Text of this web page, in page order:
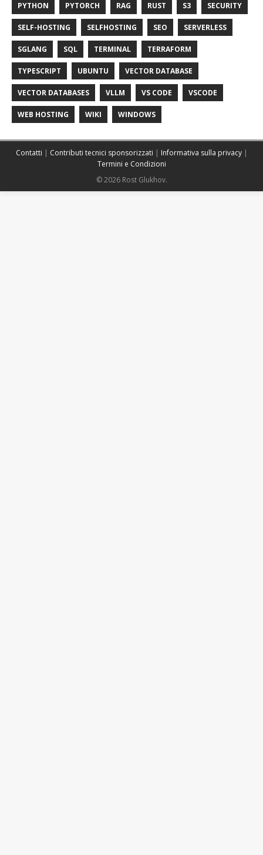
PYTHON PYTORCH RAG RUST S3 SECURITY
SELF-HOSTING SELFHOSTING SEO SERVERLESS
SGLANG SQL TERMINAL TERRAFORM
TYPESCRIPT UBUNTU VECTOR DATABASE
VECTOR DATABASES VLLM VS CODE VSCODE
WEB HOSTING WIKI WINDOWS
Contatti | Contributi tecnici sponsorizzati | Informativa sulla privacy|
Termini e Condizioni
© 2026 Rost Glukhov.